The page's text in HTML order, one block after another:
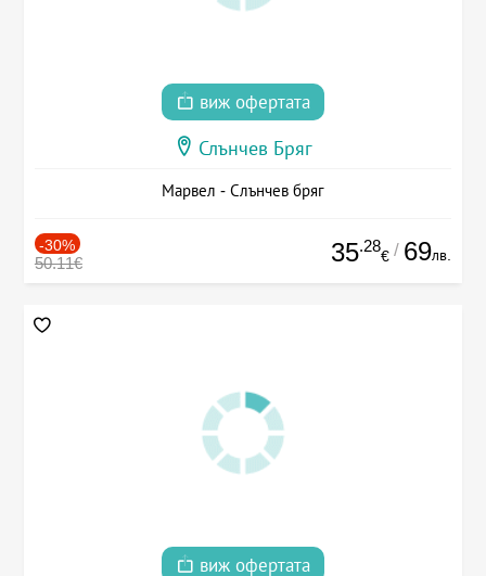
виж офертата
Слънчев Бряг
Марвел - Слънчев бряг
-30%
50.11€ 35.28
€ / 69лв.
виж офертата